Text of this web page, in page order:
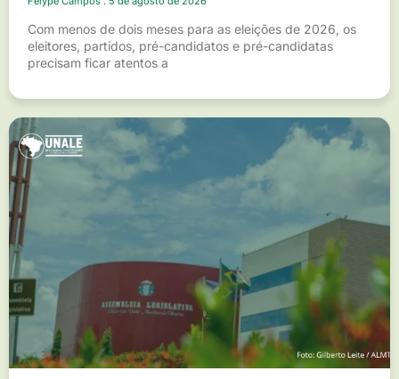
Com menos de dois meses para as eleições de 2026, os
eleitores, partidos, pré-candidatos e pré-candidatas
precisam ficar atentos a